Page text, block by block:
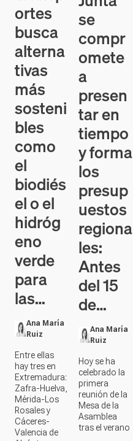
ortes
busca
alterna
tivas
más
sosteni
bles
como
el
biodiés
el o el
hidróg
eno
verde
para
las…
Ana María
Ruiz
Entre ellas
hay tres en
Extremadura:
Zafra-Huelva,
Mérida-Los
Rosales y
Cáceres-
Valencia de
se
compr
omete
a
presen
tar en
tiempo
y forma
los
presup
uestos
regiona
les:
Antes
del 15
de…
Ana María
Ruiz
Hoy se ha
celebrado la
primera
reunión de la
Mesa de la
Asamblea
tras el verano